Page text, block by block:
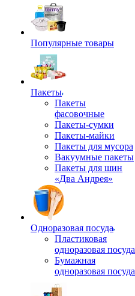
Популярные товары
Пакеты
Пакеты
фасовочные
Пакеты-сумки
Пакеты-майки
Пакеты для мусора
Вакуумные пакеты
Пакеты для шин
«Два Андрея»
Одноразовая посуда
Пластиковая
одноразовая посуда
Бумажная
одноразовая посуда